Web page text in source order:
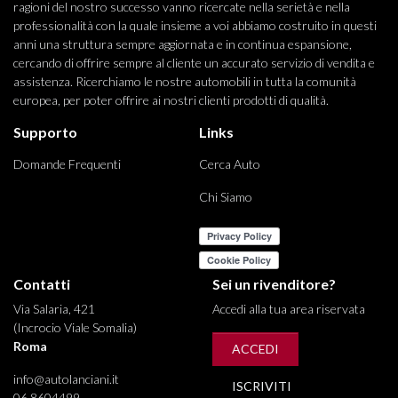
ragioni del nostro successo vanno ricercate nella serietà e nella
professionalità con la quale insieme a voi abbiamo costruito in questi
anni una struttura sempre aggiornata e in continua espansione,
cercando di offrire sempre al cliente un accurato servizio di vendita e
assistenza. Ricerchiamo le nostre automobili in tutta la comunità
europea, per poter offrire ai nostri clienti prodotti di qualità.
Supporto
Domande Frequenti
Links
Cerca Auto
Chi Siamo
Contatti
Via Salaria, 421
(Incrocio Viale Somalia)
Roma
info@autolanciani.it
Sei un rivenditore?
Accedi alla tua area riservata
ACCEDI
ISCRIVITI